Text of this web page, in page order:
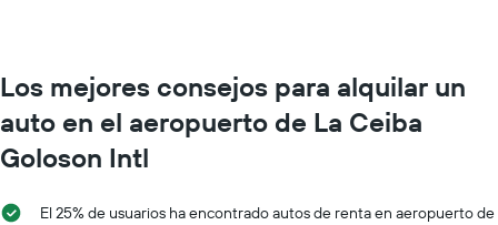
autos.
gráfico
muestra
1
Los mejores consejos para alquilar un
auto en el aeropuerto de La Ceiba
Goloson Intl
El 25% de usuarios ha encontrado autos de renta en aeropuerto de